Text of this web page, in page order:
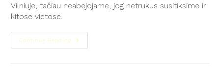
Vilniuje, tačiau neabejojame, jog netrukus susitiksime ir
kitose vietose.
Continue Reading